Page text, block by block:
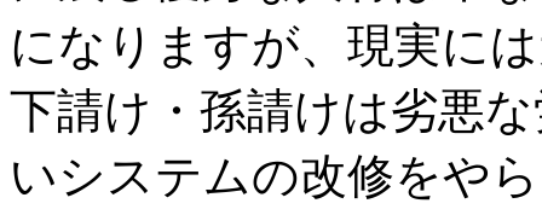
になりますが、現実に
下請け・孫請けは劣悪
いシステムの改修をや